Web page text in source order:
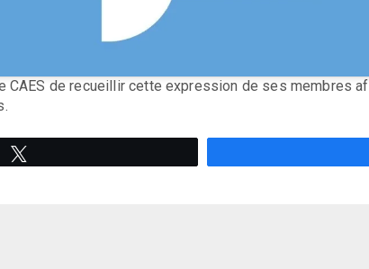
CAES de recueillir cette expression de ses membres